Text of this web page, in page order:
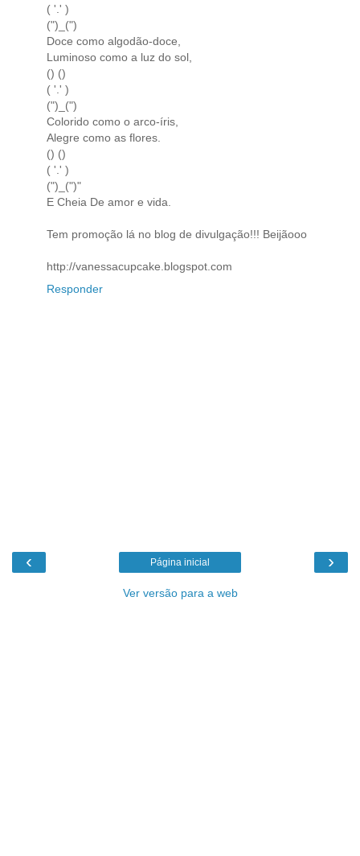
( '.' )
(")_(")
Doce como algodão-doce,
Luminoso como a luz do sol,
() ()
( '.' )
(")_(")
Colorido como o arco-íris,
Alegre como as flores.
() ()
( '.' )
(")_(")"
E Cheia De amor e vida.
Tem promoção lá no blog de divulgação!!! Beijãooo
http://vanessacupcake.blogspot.com
Responder
‹ ›
Página inicial
Ver versão para a web